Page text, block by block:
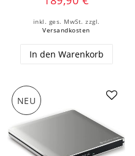
inkl. ges. MwSt. zzgl.
Versandkosten
In den Warenkorb
NEU